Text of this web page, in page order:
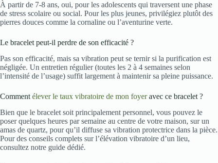
À partir de 7-8 ans, oui, pour les adolescents qui traversent une phase
de stress scolaire ou social. Pour les plus jeunes, privilégiez plutôt des
pierres douces comme la cornaline ou l’aventurine verte.
Le bracelet peut-il perdre de son efficacité ?
Pas son efficacité, mais sa vibration peut se ternir si la purification est
négligée. Un entretien régulier (toutes les 2 à 4 semaines selon
l’intensité de l’usage) suffit largement à maintenir sa pleine puissance.
Comment élever le taux vibratoire de mon foyeravec ce bracelet ?
Bien que le bracelet soit principalement personnel, vous pouvez le
poser quelques heures par semaine au centre de votre maison, sur un
amas de quartz, pour qu’il diffuse sa vibration protectrice dans la pièce.
Pour des conseils complets sur l’élévation vibratoire d’un lieu,
consultez notre guide dédié.